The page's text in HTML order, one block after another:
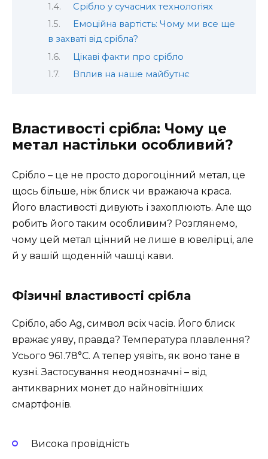
Срібло у сучасних технологіях
Емоційна вартість: Чому ми все ще
в захваті від срібла?
Цікаві факти про срібло
Вплив на наше майбутнє
Властивості срібла: Чому це
метал настільки особливий?
Срібло – це не просто дорогоцінний метал, це
щось більше, ніж блиск чи вражаюча краса.
Його властивості дивують і захоплюють. Але що
робить його таким особливим? Розглянемо,
чому цей метал цінний не лише в ювелірці, але
й у вашій щоденній чашці кави.
Фізичні властивості срібла
Срібло, або Ag, символ всіх часів. Його блиск
вражає уяву, правда? Температура плавлення?
Усього 961.78°C. А тепер уявіть, як воно тане в
кузні. Застосування неоднозначні – від
антикварних монет до найновітніших
смартфонів.
Висока провідність